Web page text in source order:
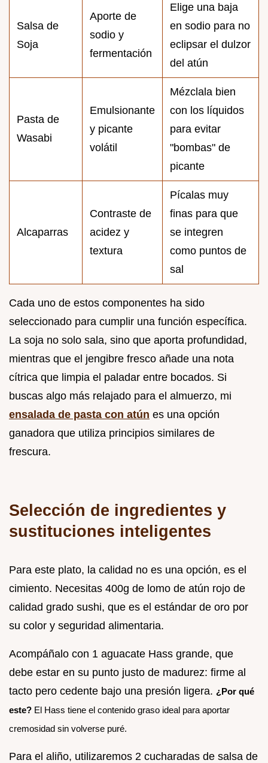
Salsa de
Soja
Aporte de
sodio y
fermentación
Elige una baja
en sodio para no
eclipsar el dulzor
del atún
Pasta de
Wasabi
Emulsionante
y picante
volátil
Mézclala bien
con los líquidos
para evitar
"bombas" de
picante
Alcaparras
Contraste de
acidez y
textura
Pícalas muy
finas para que
se integren
como puntos de
sal
Cada uno de estos componentes ha sido
seleccionado para cumplir una función específica.
La soja no solo sala, sino que aporta profundidad,
mientras que el jengibre fresco añade una nota
cítrica que limpia el paladar entre bocados. Si
buscas algo más relajado para el almuerzo, mi
ensalada de pasta con atún es una opción
ganadora que utiliza principios similares de
frescura.
Selección de ingredientes y
sustituciones inteligentes
Para este plato, la calidad no es una opción, es el
cimiento. Necesitas 400g de lomo de atún rojo de
calidad grado sushi, que es el estándar de oro por
su color y seguridad alimentaria.
Acompáñalo con 1 aguacate Hass grande, que
debe estar en su punto justo de madurez: firme al
tacto pero cedente bajo una presión ligera. ¿Por qué
este? El Hass tiene el contenido graso ideal para aportar
cremosidad sin volverse puré.
Para el aliño, utilizaremos 2 cucharadas de salsa de